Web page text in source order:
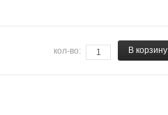
В корзину
кол-во: